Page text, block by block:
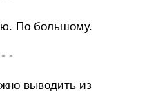
По большому.
•
выводить из